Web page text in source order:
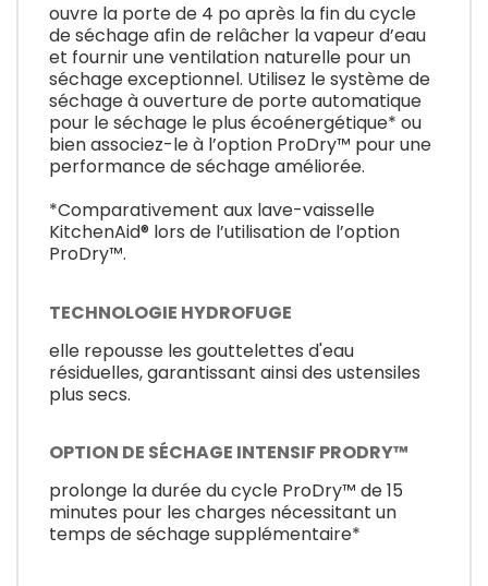
ouvre la porte de 4 po après la fin du cycle
de séchage afin de relâcher la vapeur d’eau
et fournir une ventilation naturelle pour un
séchage exceptionnel. Utilisez le système de
séchage à ouverture de porte automatique
pour le séchage le plus écoénergétique* ou
bien associez-le à l’option ProDry™ pour une
performance de séchage améliorée.
*Comparativement aux lave-vaisselle
KitchenAid® lors de l’utilisation de l’option
ProDry™.
TECHNOLOGIE HYDROFUGE
elle repousse les gouttelettes d'eau
résiduelles, garantissant ainsi des ustensiles
plus secs.
OPTION DE SÉCHAGE INTENSIF PRODRY™
prolonge la durée du cycle ProDry™ de 15
minutes pour les charges nécessitant un
temps de séchage supplémentaire*